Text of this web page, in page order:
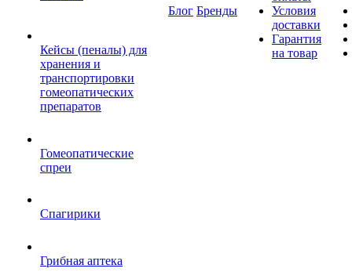
Кейсы (пеналы) для
хранения и
транспортировки
гомеопатических
препаратов
Гомеопатические
спреи
Спагирики
Грибная аптека
Блог Бренды
Условия
доставки
Гарантия
на товар